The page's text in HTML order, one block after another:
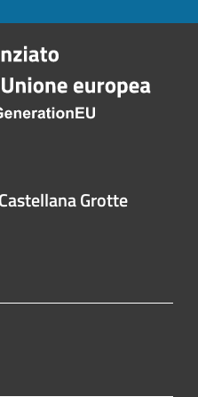
Grotte